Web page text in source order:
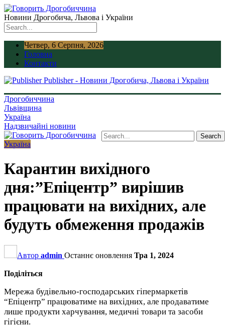
Новини Дрогобича, Львова і України
Четвер, 6 Серпня, 2026
Головна
Контакти
Publisher - Новини Дрогобича, Львова і України
Дрогобиччина
Львівщина
Україна
Надзвичайні новини
Україна
Карантин вихідного
дня:”Епіцентр” вирішив
працювати на вихідних, але
будуть обмеження продажів
Автор admin Останнє оновлення Тра 1, 2024
Поділіться
Мережа будівельно-господарських гіпермаркетів
“Епіцентр” працюватиме на вихідних, але продаватиме
лише продукти харчування, медичні товари та засоби
гігієни.